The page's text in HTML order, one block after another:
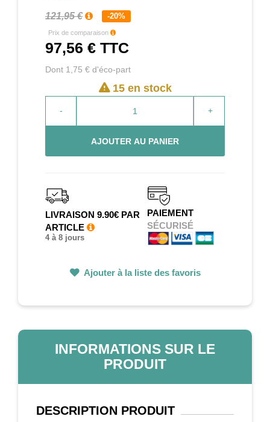
121,95 € -20%
Prix de comparaison
97,56 € TTC
Dont 1,75 € d'éco-part
15 en stock
- +
AJOUTER AU PANIER
LIVRAISON 9.90€ PAR
ARTICLE
4 à 8 jours
PAIEMENT
SÉCURISÉ
Ajouter à la liste des favoris
INFORMATIONS SUR LE
PRODUIT
DESCRIPTION PRODUIT